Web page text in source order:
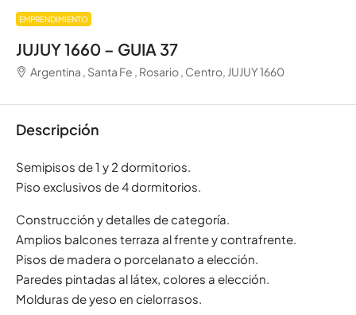
EMPRENDIMIENTO
JUJUY 1660 – GUIA 37
Argentina , Santa Fe , Rosario , Centro, JUJUY 1660
Descripción
Semipisos de 1 y 2 dormitorios.
Piso exclusivos de 4 dormitorios.
Construcción y detalles de categoría.
Amplios balcones terraza al frente y contrafrente.
Pisos de madera o porcelanato a elección.
Paredes pintadas al látex, colores a elección.
Molduras de yeso en cielorrasos.